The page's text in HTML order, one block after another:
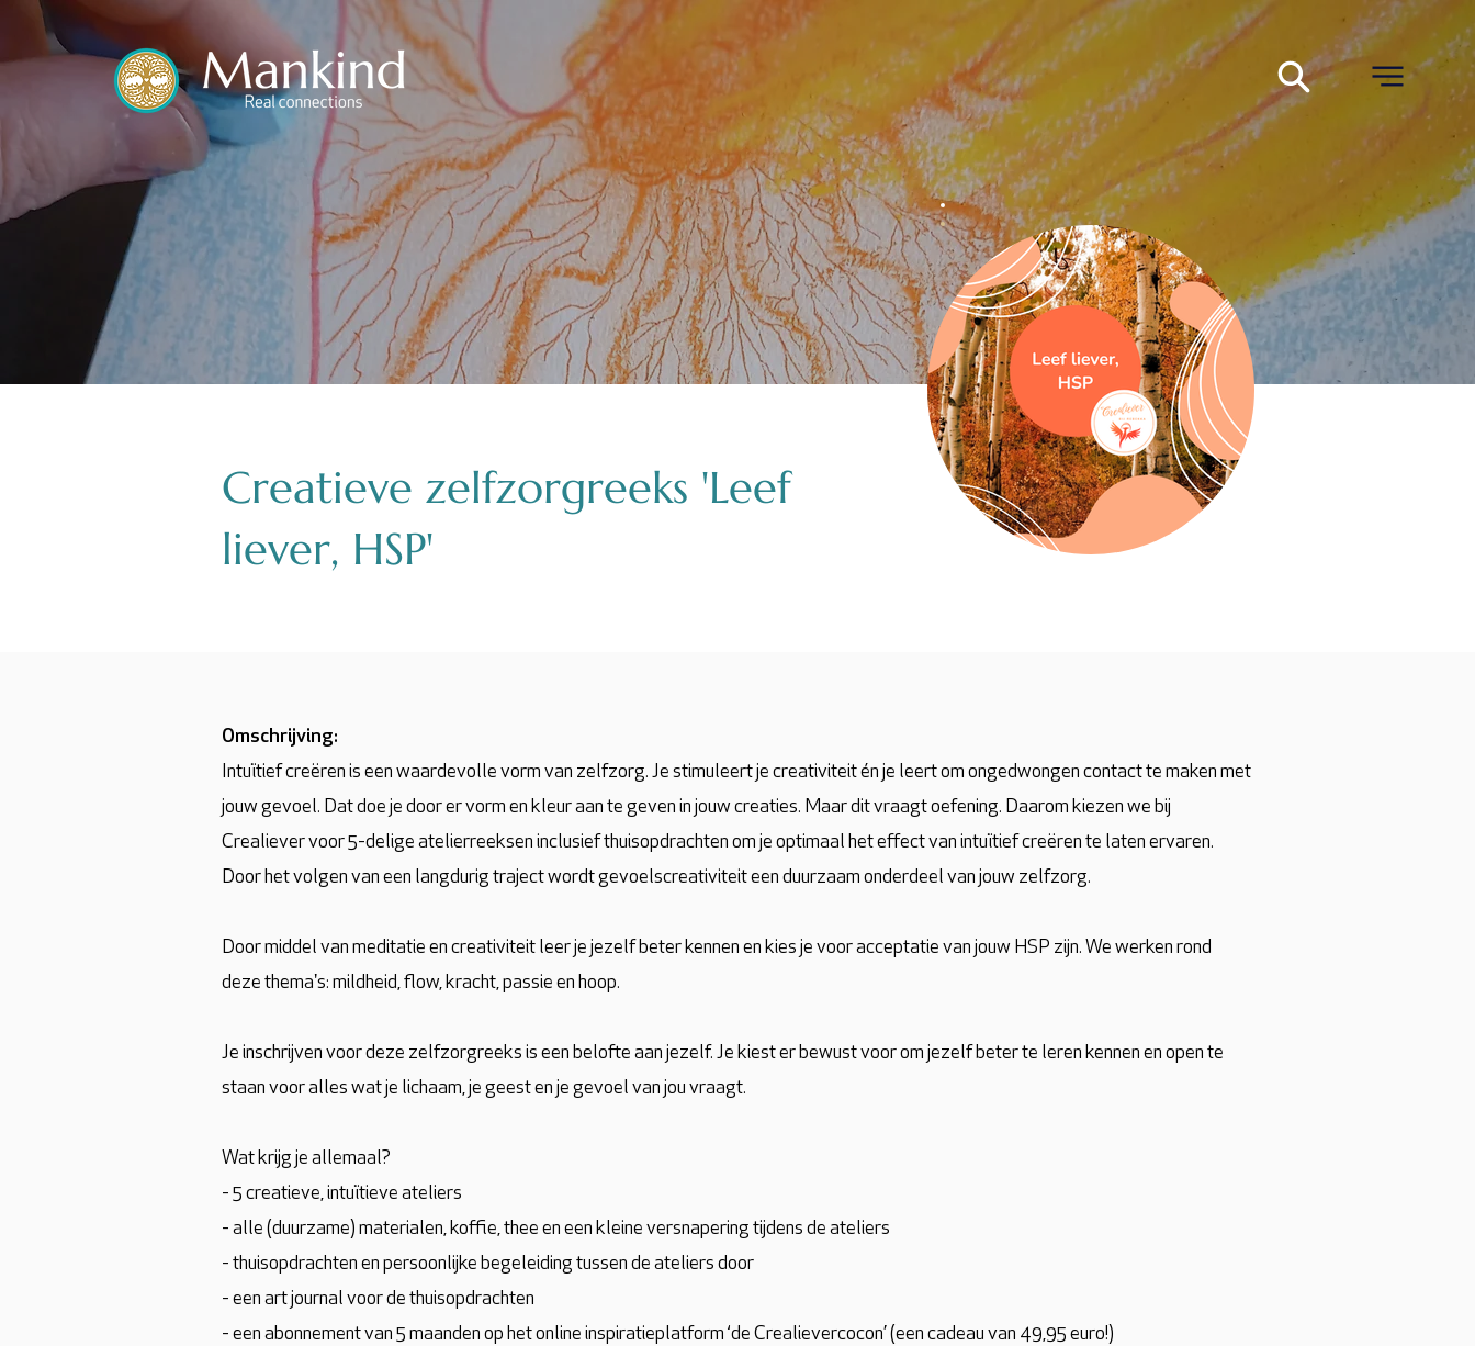
Creatieve zelfzorgreeks 'Leef
liever, HSP'
Omschrijving:
Intuïtief creëren is een waardevolle vorm van zelfzorg. Je stimuleert je creativiteit én je leert om ongedwongen contact te maken met
jouw gevoel. Dat doe je door er vorm en kleur aan te geven in jouw creaties. Maar dit vraagt oefening. Daarom kiezen we bij
Crealiever voor 5-delige atelierreeksen inclusief thuisopdrachten om je optimaal het effect van intuïtief creëren te laten ervaren.
Door het volgen van een langdurig traject wordt gevoelscreativiteit een duurzaam onderdeel van jouw zelfzorg.
Door middel van meditatie en creativiteit leer je jezelf beter kennen en kies je voor acceptatie van jouw HSP zijn. We werken rond
deze thema's: mildheid, flow, kracht, passie en hoop.
Je inschrijven voor deze zelfzorgreeks is een belofte aan jezelf. Je kiest er bewust voor om jezelf beter te leren kennen en open te
staan voor alles wat je lichaam, je geest en je gevoel van jou vraagt.
Wat krijg je allemaal?
- 5 creatieve, intuïtieve ateliers
- alle (duurzame) materialen, koffie, thee en een kleine versnapering tijdens de ateliers
- thuisopdrachten en persoonlijke begeleiding tussen de ateliers door
- een art journal voor de thuisopdrachten
- een abonnement van 5 maanden op het online inspiratieplatform ‘de Crealievercocon’ (een cadeau van 49,95 euro!)